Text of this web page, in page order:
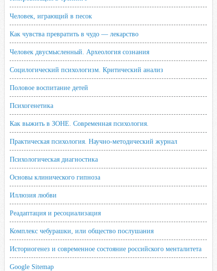
Человек, играющий в песок
Как чувства превратить в чудо — лекарство
Человек двусмысленный. Археология сознания
Социлогический психологизм. Критический анализ
Половое воспитание детей
Психогенетика
Как выжить в ЗОНЕ. Современная психология.
Практическая психология. Научно-методический журнал
Психологическая диагностика
Основы клинического гипноза
Иллюзия любви
Реадаптация и ресоциализация
Комплекс чебурашки, или общество послушания
Историогенез и современное состояние российского менталитета
Google Sitemap